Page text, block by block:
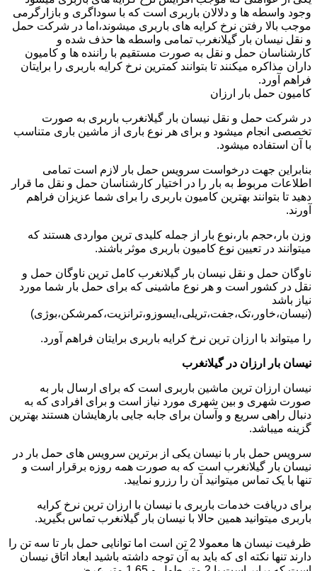
وجود واسطه ها و دلالان باربری است که با سوداگری و بازارگرمی
موجب بالا رفتن نرخ کرایه های باربری میشوند،اما در شرکت حمل
و نقل نیسان بار گیلانغرب تمامی واسطه ها حذف شده و
کارشناسان حمل و نقل به صورت مستقیم با راننده ها و کامیون
داران مذاکره میکنند تا بتوانند کمترین نرخ کرایه باربری را برایتان
فراهم آورد.
کامیون حمل بار ارزان
در شرکت حمل و نقل نیسان بار گیلانغرب باربری به صورت
تخصصی انجام میشود و برای هر نوع باری از ماشین باری متناسب
با آن استفاده میشود.
بنابراین جهت درخواست سرویس حمل بار لازم است تمامی
اطلاعات مربوط به بار را در اختیار کارشناسان حمل و نقل ما قرار
دهید تا بتوانند بهترین کامیون باربری را برای شما عزیزان فراهم
آورند.
وزن بار،حجم بار،نوع بار از جمله کلیدی ترین مواردی هستند که
میتوانند در تعیین نوع کامیون باربری موثر باشند.
ناوگان حمل و نقل نیسان بار گیلانغرب کامل ترین ناوگان حمل و
نقل در کشور است و هر نوع ماشینی که برای حمل بار شما مورد
نیاز باشد
(نیسان،خاور،تک،جفت،تریلی،ایسوزو،ترانزیت،کمرشکن،بوژی)
را میتواند با ارزان ترین نرخ کرایه باربری برایتان فراهم آورد.
نیسان بار ارزان در گیلانغرب
نیسان ارزان ترین ماشین باربری است که برای ارسال بار به
صورت شهری و بین شهری مورد نیاز است و برای افرادی که به
دنبال راهی سریع و وآسان برای جابه جایی بارهایشان هستند بهترین
گزینه میباشد.
سرویس حمل بار با نیسان یکی از برترین سرویس های حمل بار در
نیسان بار گیلانغرب است که به صورت همه روزه برقرار است و
تنها با یک تماس میتوانید آن را رزرو نمایید.
برای دریافت خدمات باربری با نیسان با ارزان ترین نرخ کرایه
باربری میتوانید همین حالا با نیسان بار گیلانغرب تماس بگیرید.
ظرفیت نیسان ها معمولا 2 تن است اما توانایی حمل بار تا سه تن را
دارند تنها نکته ای که باید به آن توجه داشته باشید ابعاد اتاق نیسان